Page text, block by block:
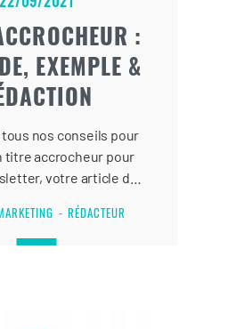
:
EXEMPLE &
nos conseils pour
titre accrocheur pour
votre article de
plus de trafic.
RÉDACTEUR